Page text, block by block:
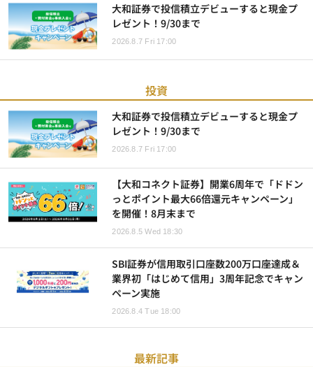
大和証券で投信積立デビューすると現金プ
レゼント！9/30まで
2026.8.7 Fri 17:00
投資
大和証券で投信積立デビューすると現金プ
レゼント！9/30まで
2026.8.7 Fri 17:00
【大和コネクト証券】開業6周年で「ドドン
っとポイント最大66倍還元キャンペーン」
を開催！8月末まで
2026.8.5 Wed 18:30
SBI証券が信用取引口座数200万口座達成＆
業界初「はじめて信用」3周年記念でキャン
ペーン実施
2026.8.4 Tue 18:00
最新記事